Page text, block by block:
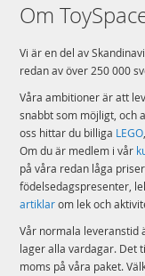
Om
Vi är en del av
redan av över 250 000
Våra ambitioner är att
snabbt som möjligt, och
oss hittar du billiga LEGO,
Om du är medlem i vår
på våra redan låga
födelsedagspresenter,
artiklarom lek och
Vår normala leveranstid
lager alla vardagar. Det
moms på våra paket.